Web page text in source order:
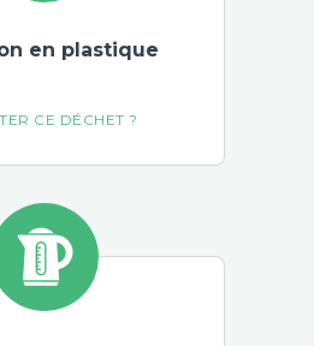
en plastique